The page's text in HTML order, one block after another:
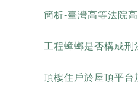
簡析-臺灣高等法院
工程蟑螂是否構成刑
頂樓住戶於屋頂平台